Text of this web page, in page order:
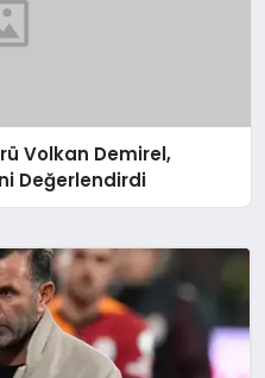
Volkan Demirel,
Değerlendirdi